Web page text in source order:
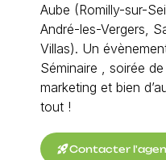
Aube (Romilly-sur-
André-les-Vergers,
Villas). Un
Séminaire , soirée
marketing et bien
tout !
rocket_launchContacter